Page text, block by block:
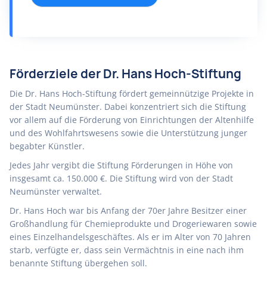
Förderziele der Dr. Hans Hoch-Stiftung
Die Dr. Hans Hoch-Stiftung fördert gemeinnützige Projekte in
der Stadt Neumünster. Dabei konzentriert sich die Stiftung
vor allem auf die Förderung von Einrichtungen der Altenhilfe
und des Wohlfahrtswesens sowie die Unterstützung junger
begabter Künstler.
Jedes Jahr vergibt die Stiftung Förderungen in Höhe von
insgesamt ca. 150.000 €. Die Stiftung wird von der Stadt
Neumünster verwaltet.
Dr. Hans Hoch war bis Anfang der 70er Jahre Besitzer einer
Großhandlung für Chemieprodukte und Drogeriewaren sowie
eines Einzelhandelsgeschäftes. Als er im Alter von 70 Jahren
starb, verfügte er, dass sein Vermächtnis in eine nach ihm
benannte Stiftung übergehen soll.